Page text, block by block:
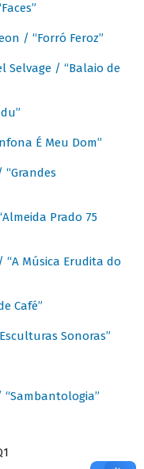
/ “Forró Feroz”
Selvage / “Balaio de
É Meu Dom”
Prado 75
Música Erudita do
Café”
Sonoras”
“Sambantologia”